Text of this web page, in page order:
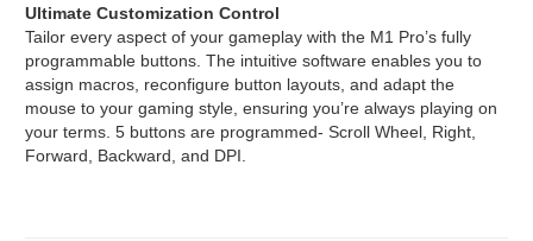
Ultimate Customization Control
Tailor every aspect of your gameplay with the M1 Pro’s fully
programmable buttons. The intuitive software enables you to
assign macros, reconfigure button layouts, and adapt the
mouse to your gaming style, ensuring you’re always playing on
your terms. 5 buttons are programmed- Scroll Wheel, Right,
Forward, Backward, and DPI.